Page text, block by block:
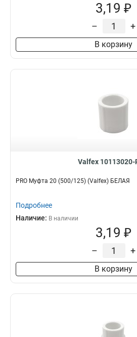
3,19 ₽
– +
В корзину
Valfex 10113020-
PRO Муфта 20 (500/125) (Valfex) БЕЛАЯ
Подробнее
Наличие: В наличии
3,19 ₽
– +
В корзину